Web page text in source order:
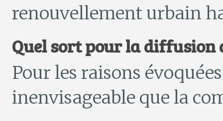
renouvellement urbain
Quel sort pour la diffusion
Pour les raisons
inenvisageable que la